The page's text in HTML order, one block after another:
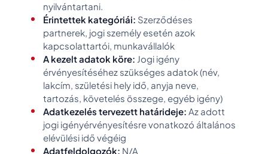
nyilvántartani.
Érintettek kategóriái: Szerződéses
partnerek, jogi személy esetén azok
kapcsolattartói, munkavállalók
A kezelt adatok köre: Jogi igény
érvényesítéséhez szükséges adatok (név,
lakcím, születési hely idő, anyja neve,
tartozás, követelés összege, egyéb igény)
Adatkezelés tervezett határideje: Az adott
jogi igényérvényesítésre vonatkozó általános
elévülési idő végéig
Adatfeldolgozók: N/A